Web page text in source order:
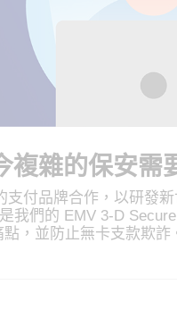
複雜的保安需
支付品牌合作，以研發
我們的 EMV 3-D
，並防止無卡支款欺詐